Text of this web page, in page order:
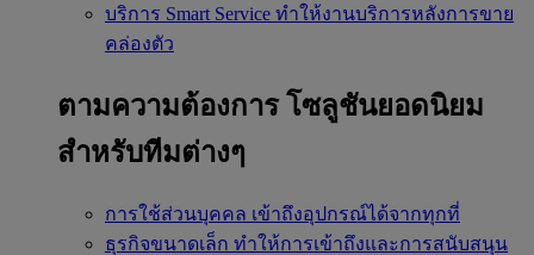
บริการ Smart Service ทำให้งานบริการหลังการขาย
คล่องตัว
ตามความต้องการ โซลูชันยอดนิยม
สำหรับทีมต่างๆ
การใช้ส่วนบุคคล เข้าถึงอุปกรณ์ได้จากทุกที่
ธุรกิจขนาดเล็ก ทำให้การเข้าถึงและการสนับสนุน